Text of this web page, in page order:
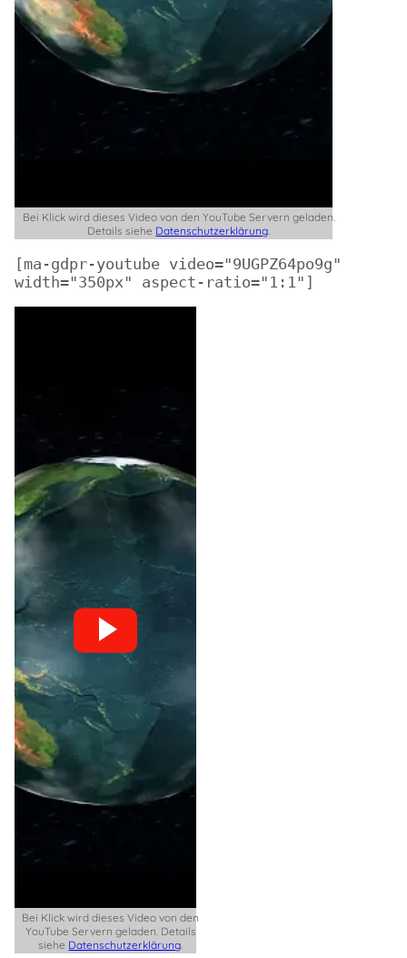
Bei Klick wird dieses Video von den YouTube Servern geladen.
Details siehe Datenschutzerklärung
[ma-gdpr-youtube video="9UGPZ64po9g"
width="350px" aspect-ratio="1:1"]
Bei Klick wird dieses Video von den
YouTube Servern geladen. Details
siehe Datenschutzerklärung